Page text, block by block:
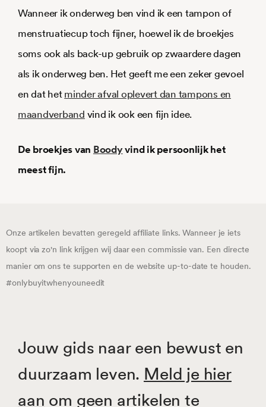
Wanneer ik onderweg ben vind ik een tampon of
menstruatiecup toch fijner, hoewel ik de broekjes
soms ook als back-up gebruik op zwaardere dagen
als ik onderweg ben. Het geeft me een zeker gevoel
en dat het minder afval oplevert dan tampons en
maandverband vind ik ook een fijn idee.
De broekjes van Boodyvind ik persoonlijk het
meest fijn.
Onze artikelen bevatten geregeld affiliate links. Wanneer je iets
koopt via zo'n link krijgen wij daar een commissie van. Een directe
manier om ons te supporten en de website up-to-date te houden.
#onlybuyitwhenyouneedit
Jouw gids naar een bewust en
duurzaam leven. Meld je hier
aan om geen artikelen te